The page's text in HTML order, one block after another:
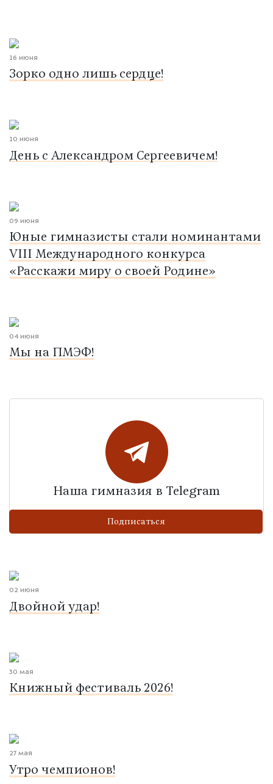
16 июня
Зорко одно лишь сердце!
10 июня
День с Александром Сергеевичем!
09 июня
Юные гимназисты стали номинантами
VIII Международного конкурса
«Расскажи миру о своей Родине»
04 июня
Мы на ПМЭФ!
Наша гимназия в Telegram
Подписаться
02 июня
Двойной удар!
30 мая
Книжный фестиваль 2026!
27 мая
Утро чемпионов!